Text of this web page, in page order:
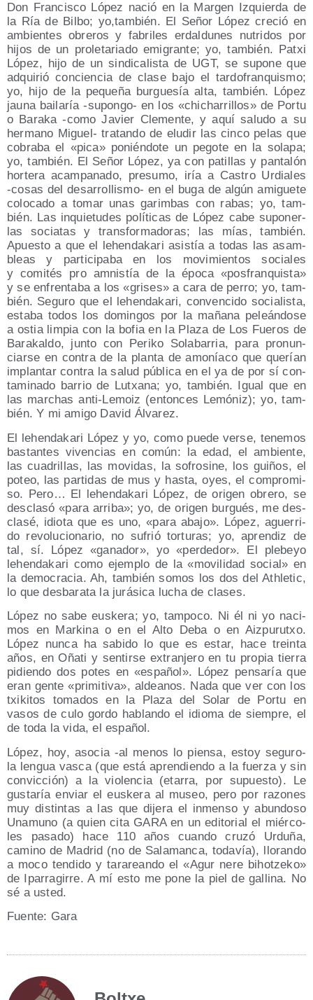
Don Fran­cis­co López nació en la Mar­gen Izquier­da de
la Ría de Bil­bo; yo,también. El Señor López cre­ció en
ambien­tes obre­ros y fabri­les erdal­du­nes nutri­dos por
hijos de un pro­le­ta­ria­do emi­gran­te; yo, tam­bién. Patxi
López, hijo de un sin­di­ca­lis­ta de UGT, se supo­ne que
adqui­rió con­cien­cia de cla­se bajo el tar­do­fran­quis­mo;
yo, hijo de la peque­ña bur­gue­sía alta, tam­bién. López
jau­na bai­la­ría ‑supon­go- en los «chi­cha­rri­llos» de Por­tu
o Bara­ka ‑como Javier Cle­men­te, y aquí salu­do a su
her­mano Miguel- tra­tan­do de elu­dir las cin­co pelas que
cobra­ba el «pica» ponién­do­te un pego­te en la sola­pa;
yo, tam­bién. El Señor López, ya con pati­llas y pan­ta­lón
hor­te­ra acam­pa­na­do, pre­su­mo, iría a Cas­tro Urdia­les
‑cosas del desa­rro­llis­mo- en el buga de algún ami­gue­te
colo­ca­do a tomar unas garim­bas con rabas; yo, tam­
bién. Las inquie­tu­des polí­ti­cas de López cabe supo­ner­
las socia­tas y trans­for­ma­do­ras; las mías, tam­bién.
Apues­to a que el lehen­da­ka­ri asis­tía a todas las asam­
bleas y par­ti­ci­pa­ba en los movi­mien­tos socia­les
y comi­tés pro amnis­tía de la épo­ca «pos­fran­quis­ta»
y se enfren­ta­ba a los «gri­ses» a cara de perro; yo, tam­
bién. Segu­ro que el lehen­da­ka­ri, con­ven­ci­do socia­lis­ta,
esta­ba todos los domin­gos por la maña­na peleán­do­se
a ostia lim­pia con la bofia en la Pla­za de Los Fue­ros de
Bara­kal­do, jun­to con Peri­ko Sola­ba­rria, para pro­nun­
ciar­se en con­tra de la plan­ta de amo­nía­co que que­rían
implan­tar con­tra la salud públi­ca en el ya de por sí con­
ta­mi­na­do barrio de Lutxa­na; yo, tam­bién. Igual que en
las mar­chas anti-Lemoiz (enton­ces Lemó­niz); yo, tam­
bién. Y mi ami­go David Álvarez.
El lehen­da­ka­ri López y yo, como pue­de ver­se, tene­mos
bas­tan­tes viven­cias en común: la edad, el ambien­te,
las cua­dri­llas, las movi­das, la sofro­si­ne, los gui­ños, el
poteo, las par­ti­das de mus y has­ta, oyes, el com­pro­mi­
so. Pero… El lehen­da­ka­ri López, de ori­gen obre­ro, se
des­cla­só «para arri­ba»; yo, de ori­gen bur­gués, me des­
cla­sé, idio­ta que es uno, «para aba­jo». López, ague­rri­
do revo­lu­cio­na­rio, no sufrió tor­tu­ras; yo, apren­diz de
tal, sí. López «gana­dor», yo «per­de­dor». El ple­be­yo
lehen­da­ka­ri como ejem­plo de la «movi­li­dad social» en
la demo­cra­cia. Ah, tam­bién somos los dos del Ath­le­tic,
lo que des­ba­ra­ta la jurá­si­ca lucha de clases.
López no sabe eus­ke­ra; yo, tam­po­co. Ni él ni yo naci­
mos en Mar­ki­na o en el Alto Deba o en Aiz­pu­rutxo.
López nun­ca ha sabi­do lo que es estar, hace trein­ta
años, en Oña­ti y sen­tir­se extran­je­ro en tu pro­pia tie­rra
pidien­do dos potes en «espa­ñol». López pen­sa­ría que
eran gen­te «pri­mi­ti­va», aldea­nos. Nada que ver con los
txi­ki­tos toma­dos en la Pla­za del Solar de Por­tu en
vasos de culo gor­do hablan­do el idio­ma de siem­pre, el
de toda la vida, el español.
López, hoy, aso­cia ‑al menos lo pien­sa, estoy segu­ro-
la len­gua vas­ca (que está apren­dien­do a la fuer­za y sin
con­vic­ción) a la vio­len­cia (eta­rra, por supues­to). Le
gus­ta­ría enviar el eus­ke­ra al museo, pero por razo­nes
muy dis­tin­tas a las que dije­ra el inmen­so y abun­do­so
Una­muno (a quien cita GARA en un edi­to­rial el miér­co­
les pasa­do) hace 110 años cuan­do cru­zó Urdu­ña,
camino de Madrid (no de Sala­man­ca, toda­vía), llo­ran­do
a moco ten­di­do y tara­rean­do el «Agur nere bihotze­ko»
de Ipa­rra­gi­rre. A mí esto me pone la piel de galli­na. No
sé a usted.
Fuen­te: Gara